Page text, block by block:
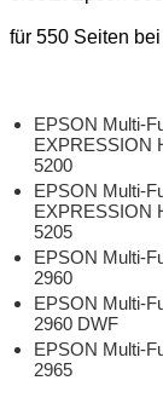
für 550 Seiten
EPSON Multi-
EXPRESSION
5200
EPSON Multi-
EXPRESSION
5205
EPSON Multi-
2960
EPSON Multi-
2960 DWF
EPSON Multi-
2965